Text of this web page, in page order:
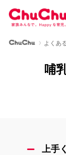
ChuChuにつ
よくあるご
ChuChu公式サイト
よくあ
哺
上手